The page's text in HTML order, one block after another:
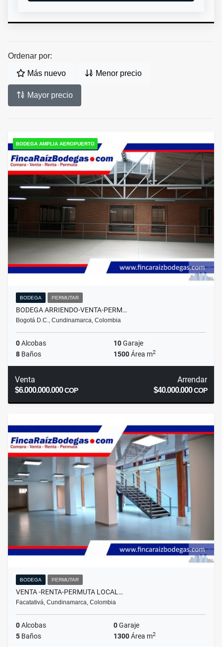
Ordenar por:
Más nuevo Menor precio
Mayor precio
BODEGA AMPLIA AEROPUERTO
BODEGA PERMUTAR
BODEGA ARRIENDO-VENTA-PERM…
Bogotá D.C., Cundinamarca, Colombia
0Alcobas 10Garaje
8 Baños 1500Área m2
Venta
$6.000.000.000COP
Arrendar
$40.000.000COP
BODEGA PERMUTAR
VENTA -RENTA-PERMUTA LOCAL…
Facatativá, Cundinamarca, Colombia
0Alcobas 0Garaje
5 Baños 1300Área m2